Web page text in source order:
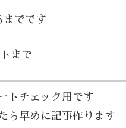
までです
まで
トチェック用です
ら早めに記事作ります